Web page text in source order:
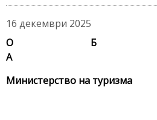
16 декември 2025
О Б
Министерство на туризма